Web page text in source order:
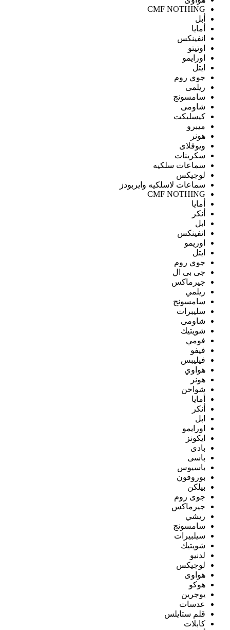
CMF NOTHING
أبل
أمايا
انفينكس
اوتيتو
اورايمو
ايتل
جوي روم
ريلمى
سامسونج
شاومى
كيسليكت
ميبرو
هونر
ويوفلاى
سكرينات
سماعات سلكيه
لوجيكس
سماعات لاسلكيه وايربودز
CMF NOTHING
أمايا
أنكر
ابل
انفينكس
اوريمو
ايتل
جوي روم
جى بى ال
جيرماكس
ريلمي
سامسونج
سليبرات
شاومى
شويتيك
فومي
فيفو
فيليبس
هواوي
هونر
شواحن
أمايا
أنكر
ابل
اورايمو
ايكونز
بادى
باسى
باسيوس
بوروفون
بيلكن
جوى روم
جيرماكس
ريشي
سامسونج
سيلبيرات
شويتيك
لدنيو
لوجيكس
هواوى
هوكو
يوجرين
عدسات
قلم ستايلس
كابلات